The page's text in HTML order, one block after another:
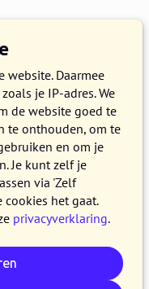
website. Daarmee
je IP-adres. We
de website goed te
te onthouden, om te
en om je
Je kunt zelf je
via 'Zelf
het gaat.
privacyverklaring.
alle klanten
van release
je wat er nieuw